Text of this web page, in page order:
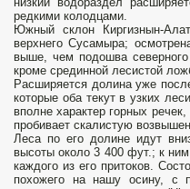
редкими колодцами.
Южный склон Киргизнын-
верхнего Сусамыра;
выше, чем подошва
кроме срединной лесистой
Расширяется долина уже
которые оба текут в узких
вполне характер горных
пробивает скалистую
Леса по его долине идут
высоты около 3 400 фут.; к
каждого из его притоков.
похожего на нашу осину, с